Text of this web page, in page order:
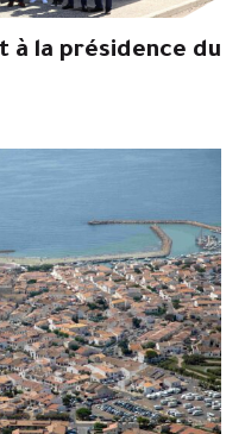
à la présidence du